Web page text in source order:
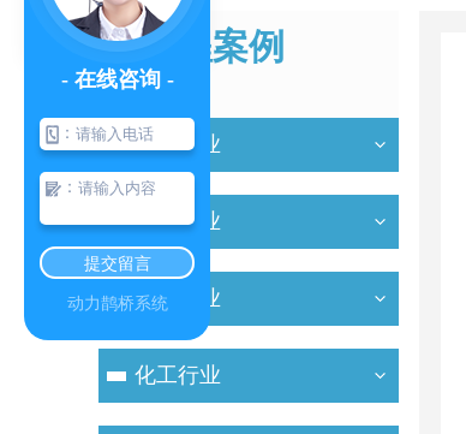
工程案例
CASE
机械行业
食品行业
医药行业
化工行业
- 在线咨询 -
：
：
提交留言
动力鹊桥系统